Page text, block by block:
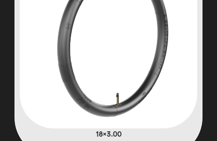
3.00×18